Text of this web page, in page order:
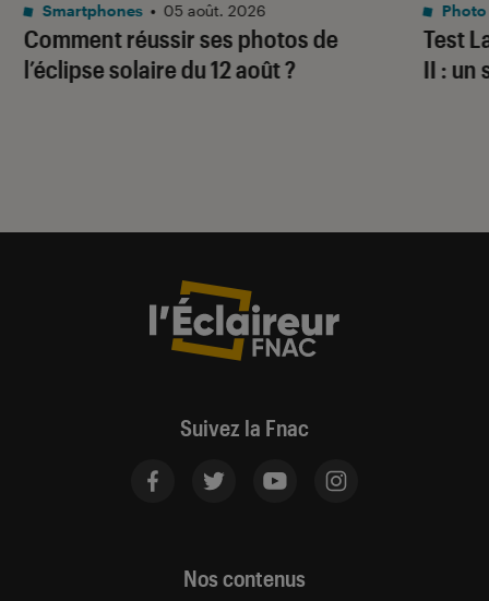
Comment réussir ses photos de
l’éclipse solaire du 12 août ?
Smartphones • 05 août. 2026
Test
II : un
Photo
Suivez la Fnac
Nos contenus